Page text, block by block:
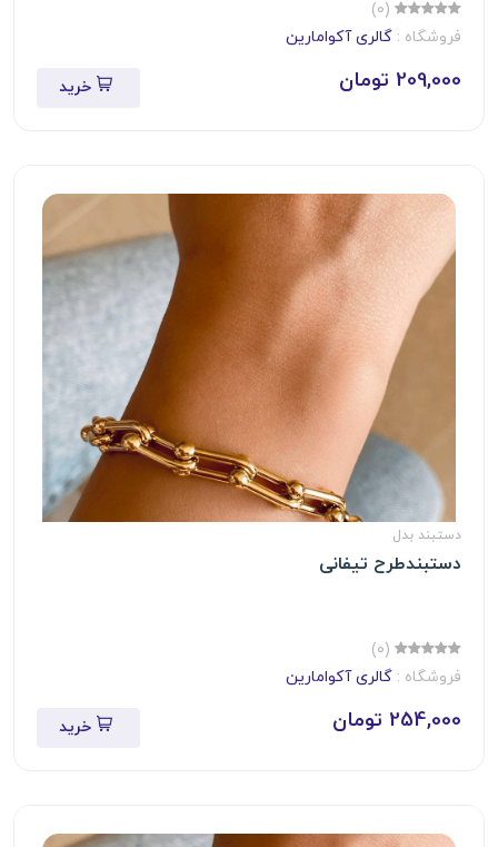
(0)
فروشگاه : گالری آکوامارین
209,000 تومان خرید
دستبند بدل
دستبندطرح تیفانی
(0)
فروشگاه : گالری آکوامارین
254,000 تومان خرید